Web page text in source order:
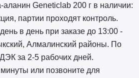
Geneticlab 200 г в наличии:
партии проходят контроль.
в день при заказе до 13:00 -
Алмалинский районы. По
за 2-5 рабочих дней.
или позвоните для